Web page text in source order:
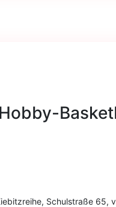
Schulstraße 65,